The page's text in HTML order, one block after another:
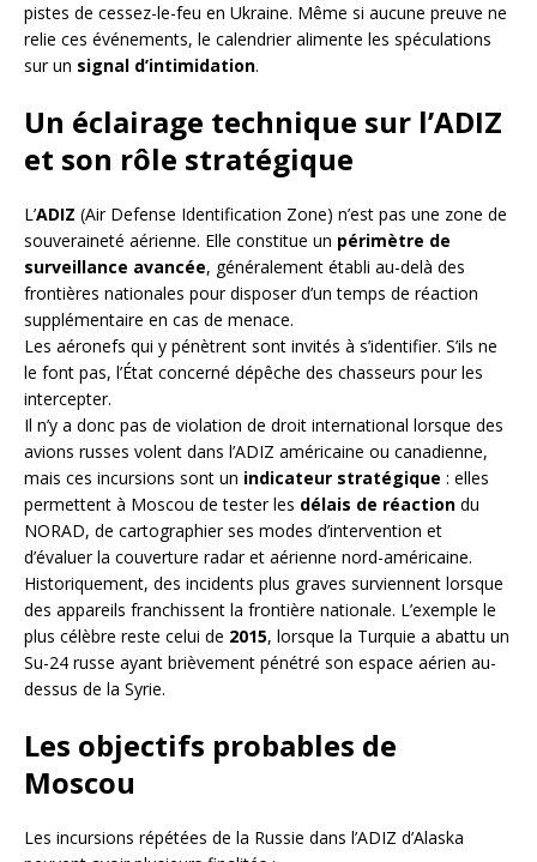
pistes de cessez-le-feu en Ukraine. Même si aucune preuve ne
relie ces événements, le calendrier alimente les spéculations
sur un signal d’intimidation.
Un éclairage technique sur l’ADIZ
et son rôle stratégique
L’ADIZ (Air Defense Identification Zone) n’est pas une zone de
souveraineté aérienne. Elle constitue un périmètre de
surveillance avancée, généralement établi au-delà des
frontières nationales pour disposer d’un temps de réaction
supplémentaire en cas de menace.
Les aéronefs qui y pénètrent sont invités à s’identifier. S’ils ne
le font pas, l’État concerné dépêche des chasseurs pour les
intercepter.
Il n’y a donc pas de violation de droit international lorsque des
avions russes volent dans l’ADIZ américaine ou canadienne,
mais ces incursions sont un indicateur stratégique : elles
permettent à Moscou de tester les délais de réaction du
NORAD, de cartographier ses modes d’intervention et
d’évaluer la couverture radar et aérienne nord-américaine.
Historiquement, des incidents plus graves surviennent lorsque
des appareils franchissent la frontière nationale. L’exemple le
plus célèbre reste celui de 2015, lorsque la Turquie a abattu un
Su-24 russe ayant brièvement pénétré son espace aérien au-
dessus de la Syrie.
Les objectifs probables de
Moscou
Les incursions répétées de la Russie dans l’ADIZ d’Alaska